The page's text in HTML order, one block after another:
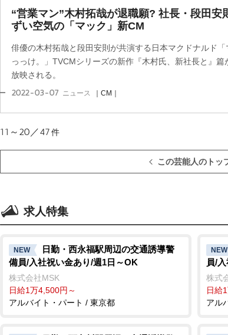
“営業マン”木村拓哉が退職願? 社長・段田安
ずい空気の「マック」新CM
俳優の木村拓哉と段田安則が共演する日本マクドナルド「
っっけ。」TVCMシリーズの新作『木村氏、新社長と』篇
放映される。
2022-03-07 ニュース ｜CM｜
11～20／47件
この芸能人のトッ
求人特集
NEW
日勤・西永福駅周辺の交通誘導警
備員/入社祝い金あり/週1日～OK
株式会社MSK
日給1万4,500円～
アルバイト・パート / 東京都
NEW
員/
株式
日給
アル